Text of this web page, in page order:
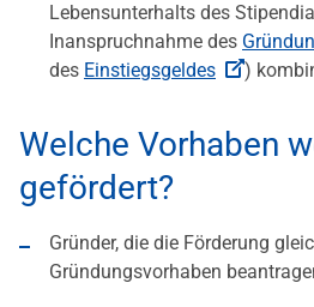
Lebensunterhalts des
Inanspruchnahme des
des Einstiegsgeldes )
Welche Vorhaben
gefördert?
Gründer, die die Förderung
Gründungsvorhaben